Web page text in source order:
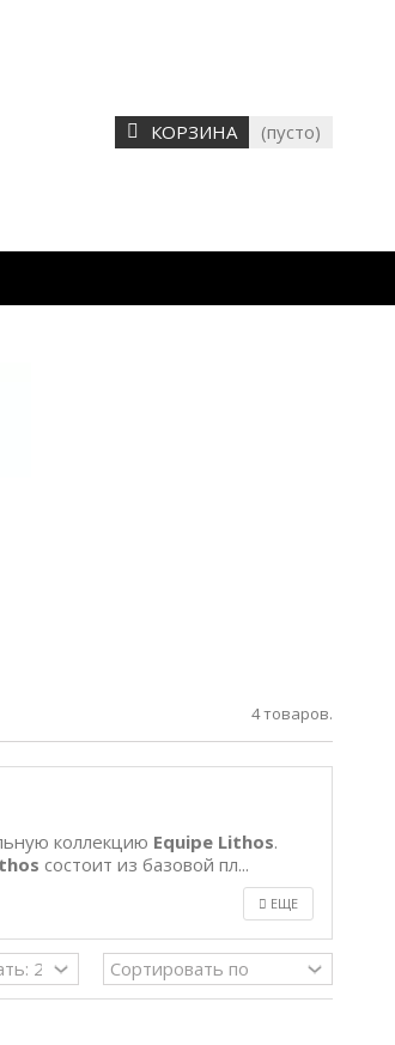
КОРЗИНА (пусто)
4 товаров.
коллекцию Equipe Lithos.
состоит из базовой пл...
ЕЩЕ